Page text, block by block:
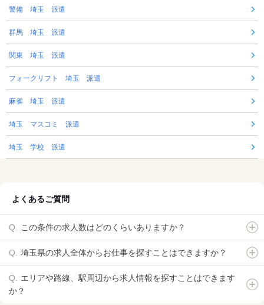
警備 埼玉 派遣
群馬 埼玉 派遣
関東 埼玉 派遣
フォークリフト 埼玉 派遣
麻雀 埼玉 派遣
埼玉 マスコミ 派遣
埼玉 学校 派遣
よくあるご質問
この条件の求人数はどのくらいありますか？
埼玉県の求人全体からお仕事を探すことはできますか？
エリアや路線、駅周辺から求人情報を探すことはできます
か？